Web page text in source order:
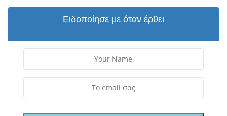
Ειδοποίησε με όταν έρθει